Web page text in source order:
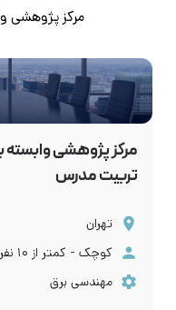
مرکز پژوهشی
مرکز پژوهشی وابسته
تربیت مدرس
تهران
کوچک - کمتر از ۱۰ نفر
مهندسی برق